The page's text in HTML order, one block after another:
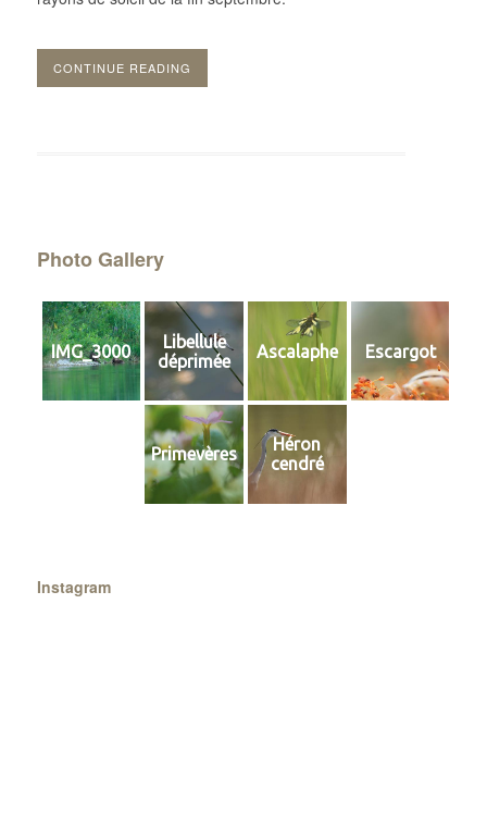
CONTINUE READING
Photo Gallery
IMG_3000
Libellule
déprimée
Ascalaphe Escargot
Primevères
Héron
cendré
Instagram